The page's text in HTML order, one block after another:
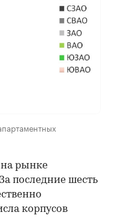
рынке
последние шесть
корпусов